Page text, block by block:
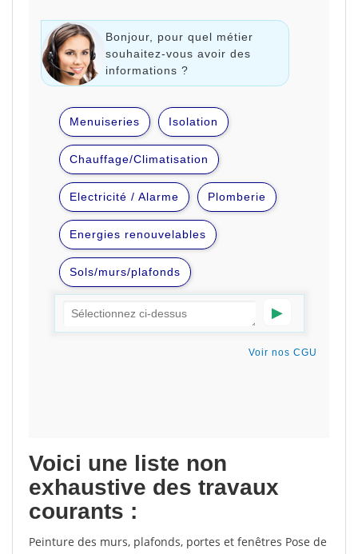
Voici une liste non
exhaustive des travaux
courants :
Peinture des murs, plafonds, portes et fenêtres Pose de